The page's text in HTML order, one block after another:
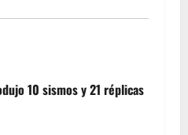
10 sismos y 21 réplicas